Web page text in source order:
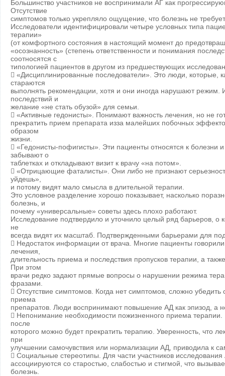
Большинство участников не воспринимали АГ как
Отсутствие
симптомов только укрепляло ощущение, что болезнь не
Исследователи идентифицировали четыре условных типа
терапии»
(от комфортного состояния в настоящий момент до
«осознанность» (степень ответственности и понимания
соотносятся c
типологией пациентов в другом из предшествующих
 «Дисциплинированные последователи». Это люди, которые,
стараются
выполнять рекомендации, хотя и они иногда нарушают режим.
последствий и
желание «не стать обузой» для семьи.
 «Активные гедонисты». Понимают важность лечения, но не
прекратить прием препарата изза малейших побочных
образом
жизни.
 «Гедонисты-пофигисты». Эти пациенты относятся к болезни
забывают о
таблетках и откладывают визит к врачу «на потом».
 «Отрицающие фаталисты». Они либо не признают
уйдешь»,
и потому видят мало смысла в длительной терапии.
Это условное разделение хорошо показывает, насколько
болезнь, и
почему «универсальные» советы здесь плохо работают.
Исследование подтвердило и уточнило целый ряд барьеров, о
не
всегда видят их масштаб. Подтвержденными барьерами для
 Недостаток информации от врача. Многие пациенты
лечения,
длительность приема и последствия пропусков терапии, а
При этом
врачи редко задают прямые вопросы о нарушении режима
фразами.
 Отсутствие симптомов. Когда нет симптомов, сложно
приема
препаратов. Люди воспринимают повышение АД как эпизод, а
 Непонимание необходимости пожизненного приема
после
которого можно будет прекратить терапию. Уверенность, что
при
улучшении самочувствия или нормализации АД, приводила к
 Социальные стереотипы. Для части участников
ассоциируются со старостью, слабостью и стигмой, что
болезнь.